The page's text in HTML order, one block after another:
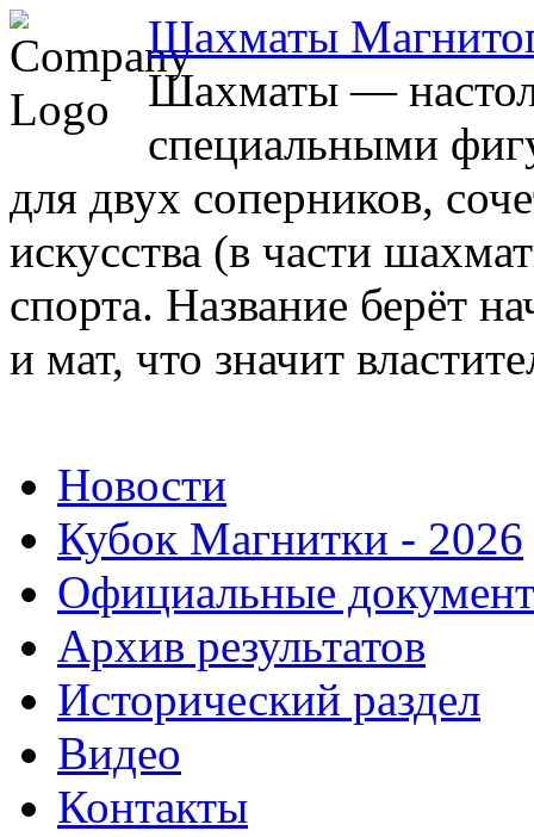
Шахматы
Шахматы —
специальными
для двух соперников,
искусства (в части
спорта. Название берёт
и мат, что значит
Новости
Кубок Магнитки - 2026
Официальные
Архив результатов
Исторический раздел
Видео
Контакты